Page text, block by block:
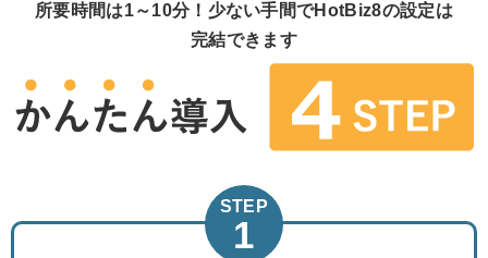
所要時間は1～10分！少ない手間でHotBiz8の設定は
完結できます
STEP
1